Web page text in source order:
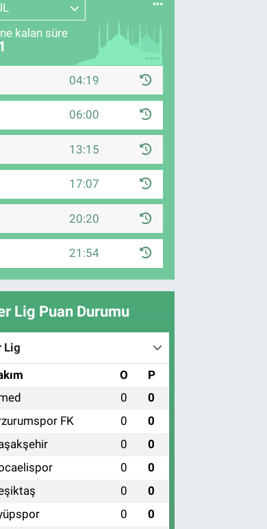
kalan süre
04:19
06:00
13:15
17:07
20:20
21:54
Lig Puan Durumu
Lig
O P
0 0
FK 0 0
0 0
0 0
0 0
0 0